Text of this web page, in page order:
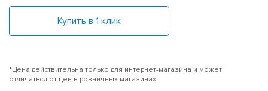
Купить в 1 клик
*Цена действительна только для интернет-магазина и может
отличаться от цен в розничных магазинах